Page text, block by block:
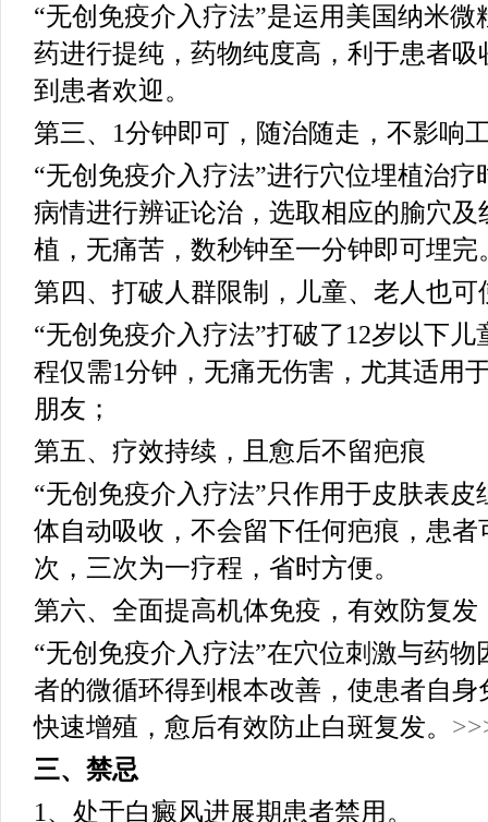
“无创免疫介入疗法”是运用美国纳米
药进行提纯，药物纯度高，利于患者
到患者欢迎。
第三、1分钟即可，随治随走，不影响
“无创免疫介入疗法”进行穴位埋植治
病情进行辨证论治，选取相应的腧穴
植，无痛苦，数秒钟至一分钟即可埋完
第四、打破人群限制，儿童、老人也可
“无创免疫介入疗法”打破了12岁以下
程仅需1分钟，无痛无伤害，尤其适用
朋友；
第五、疗效持续，且愈后不留疤痕
“无创免疫介入疗法”只作用于皮肤表
体自动吸收，不会留下任何疤痕，患
次，三次为一疗程，省时方便。
第六、全面提高机体免疫，有效防复发
“无创免疫介入疗法”在穴位刺激与药
者的微循环得到根本改善，使患者自
快速增殖，愈后有效防止白斑复发。
三、禁忌
1、处于白癜风进展期患者禁用。